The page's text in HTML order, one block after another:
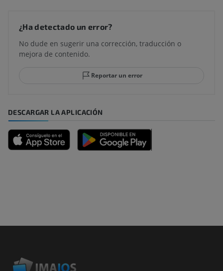
¿Ha detectado un error?
No dude en sugerir una corrección, traducción o
mejora de contenido.
Reportar un error
DESCARGAR LA APLICACIÓN